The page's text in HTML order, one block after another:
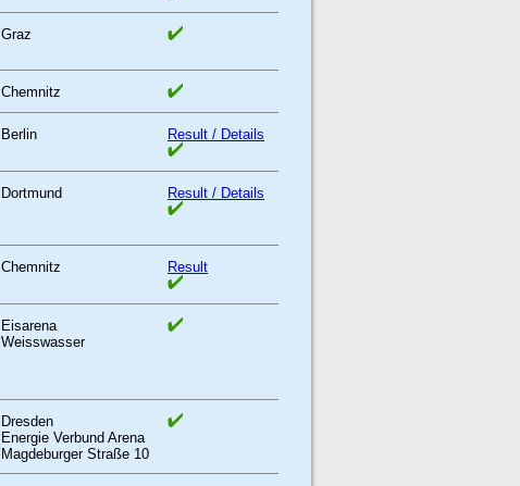
Graz
Chemnitz
Berlin Result / Details
Dortmund Result / Details
Chemnitz Result
Eisarena
Weisswasser
Dresden
Energie Verbund Arena
Magdeburger Straße 10